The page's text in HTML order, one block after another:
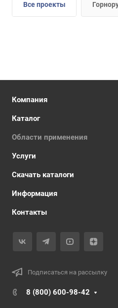
Все проекты
Компания
Каталог
Области применения
Услуги
Скачать каталоги
Информация
Контакты
Подписаться на рассылку
8 (800) 600-98-42